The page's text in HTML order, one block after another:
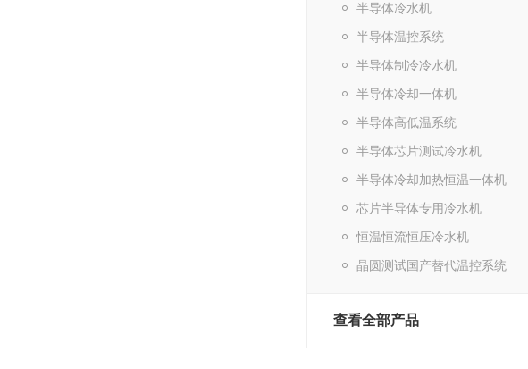
半导体冷水机
半导体温控系统
半导体制冷冷水机
半导体冷却一体机
半导体高低温系统
半导体芯片测试冷水机
半导体冷却加热恒温一体机
芯片半导体专用冷水机
恒温恒流恒压冷水机
晶圆测试国产替代温控系统
查看全部产品